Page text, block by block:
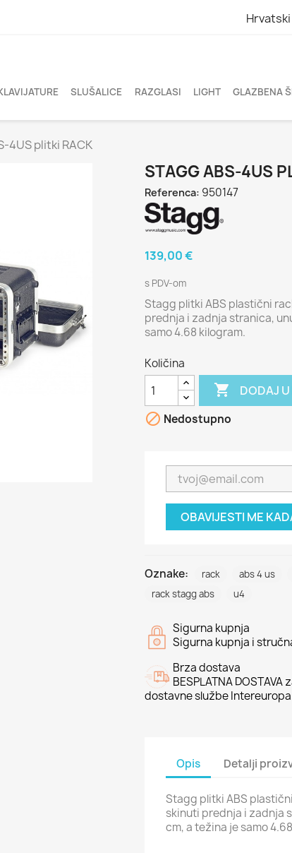
Hrvatski
SLUŠALICE RAZGLASI LIGHT GLAZBENA
4US plitki RACK
STAGG ABS-4US
Referenca: 950147
139,00 €
s PDV-om
Stagg plitki ABS plastični
prednja i zadnja stranica,
samo 4.68 kilogram.
Količina
 DODAJ
 Nedostupno
OBAVIJESTI ME
Oznake: rack abs 4 us
rack stagg abs
u4
Sigurna kupnja
Sigurna kupnja i
Brza dostava
BESPLATNA
dostavne službe
Opis Detalji
Stagg plitki ABS
skinuti prednja i zadnja
cm, a težina je samo